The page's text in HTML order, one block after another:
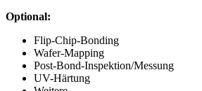
Optional:
Flip-Chip-Bonding
Wafer-Mapping
Post-Bond-Inspektion/Messung
UV-Härtung